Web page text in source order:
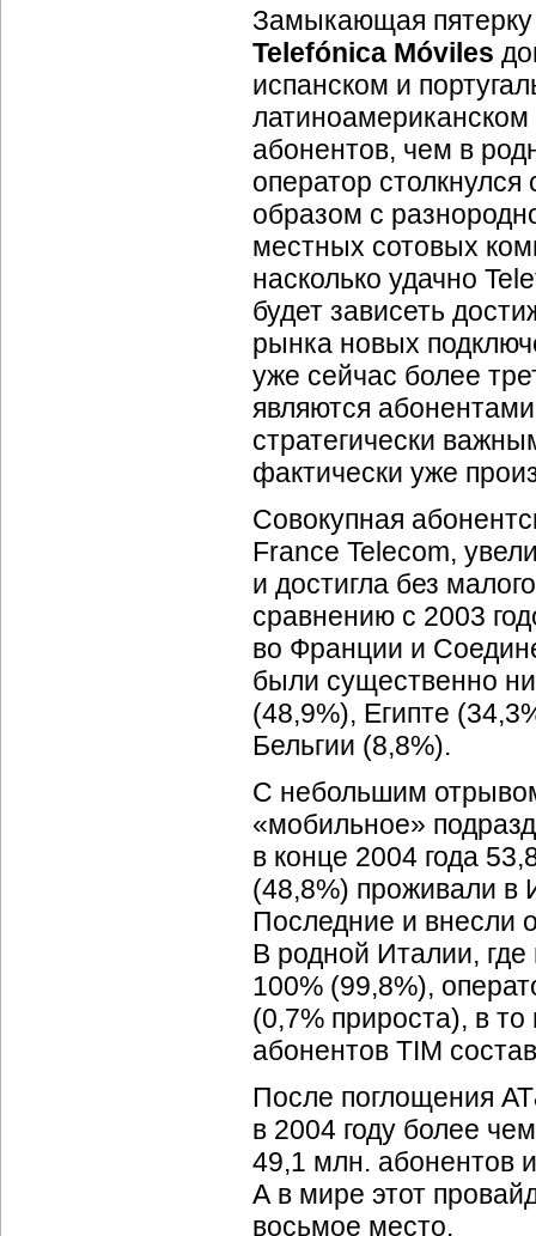
Замыкающая пятерку
Telefónica Móviles
испанском и
абонентов, чем в
оператор
образом с
местных сотовых
насколько удачно
будет зависеть
рынка новых
уже сейчас более
являются
стратегически
фактически уже
Совокупная
France Telecom,
и достигла без
сравнению с 2003
во Франции и
были существенно
(48,9%), Египте
Бельгии (8,8%).
С небольшим
«мобильное»
в конце 2004 года
(48,8%) проживали в
Последние и внесли
В родной Италии, где
100% (99,8%),
(0,7% прироста), в
абонентов TIM
После поглощения
в 2004 году более
49,1 млн. абонентов
А в мире этот
восьмое место.